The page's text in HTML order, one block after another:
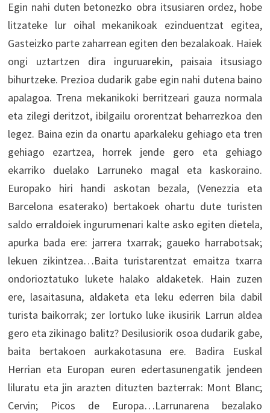
Egin nahi duten betonezko obra itsusiaren ordez, hobe
litzateke lur oihal mekanikoak ezinduentzat egitea,
Gasteizko parte zaharrean egiten den bezalakoak. Haiek
ongi uztartzen dira inguruarekin, paisaia itsusiago
bihurtzeke. Prezioa dudarik gabe egin nahi dutena baino
apalagoa. Trena mekanikoki berritzeari gauza normala
eta zilegi deritzot, ibilgailu ororentzat beharrezkoa den
legez. Baina ezin da onartu aparkaleku gehiago eta tren
gehiago ezartzea, horrek jende gero eta gehiago
ekarriko duelako Larruneko magal eta kaskoraino.
Europako hiri handi askotan bezala, (Venezzia eta
Barcelona esaterako) bertakoek ohartu dute turisten
saldo erraldoiek ingurumenari kalte asko egiten dietela,
apurka bada ere: jarrera txarrak; gaueko harrabotsak;
lekuen zikintzea…Baita turistarentzat emaitza txarra
ondorioztatuko lukete halako aldaketek. Hain zuzen
ere, lasaitasuna, aldaketa eta leku ederren bila dabil
turista baikorrak; zer lortuko luke ikusirik Larrun aldea
gero eta zikinago balitz? Desilusiorik osoa dudarik gabe,
baita bertakoen aurkakotasuna ere. Badira Euskal
Herrian eta Europan euren edertasunengatik jendeen
liluratu eta jin arazten dituzten bazterrak: Mont Blanc;
Cervin; Picos de Europa…Larrunarena bezalako